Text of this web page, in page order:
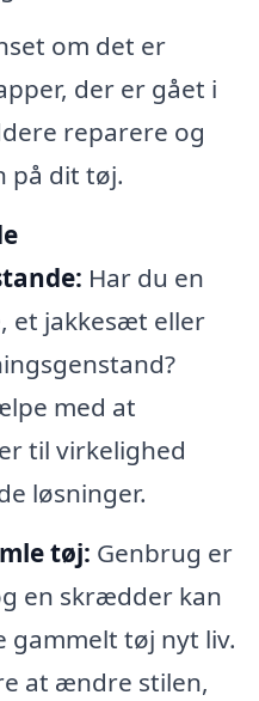
om det er
der er gået i
reparere og
på dit tøj.
Har du en
et jakkesæt eller
med at
til virkelighed
løsninger.
tøj: Genbrug er
en skrædder kan
gammelt tøj nyt liv.
at ændre stilen,